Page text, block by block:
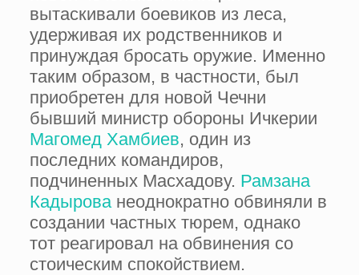
вытаскивали боевиков из леса,
удерживая их родственников и
принуждая бросать оружие. Именно
таким образом, в частности, был
приобретен для новой Чечни
бывший министр обороны Ичкерии
Магомед Хамбиев, один из
последних командиров,
подчиненных Масхадову. Рамзана
Кадырованеоднократно обвиняли в
создании частных тюрем, однако
тот реагировал на обвинения со
стоическим спокойствием.